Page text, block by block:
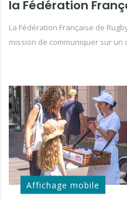
la Fédération
La Fédération Française de
mission de communiquer sur un
Affichage mobile